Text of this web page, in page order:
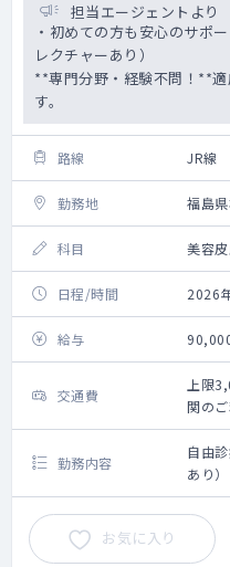
担当エージェントより
・初めての方も安心のサポ
レクチャーあり）
**専門分野・経験不問！**
す。
路線 JR線
勤務地 福島
科目 美容
日程/時間 2026
給与
交通費
上限
関の
クシ
勤務内容
自由
あり）
お気に入り